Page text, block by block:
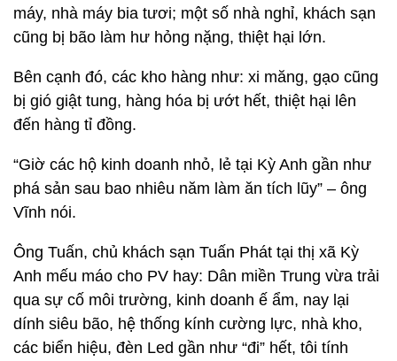
máy, nhà máy bia tươi; một số nhà nghỉ, khách sạn
cũng bị bão làm hư hỏng nặng, thiệt hại lớn.
Bên cạnh đó, các kho hàng như: xi măng, gạo cũng
bị gió giật tung, hàng hóa bị ướt hết, thiệt hại lên
đến hàng tỉ đồng.
“Giờ các hộ kinh doanh nhỏ, lẻ tại Kỳ Anh gần như
phá sản sau bao nhiêu năm làm ăn tích lũy” – ông
Vĩnh nói.
Ông Tuấn, chủ khách sạn Tuấn Phát tại thị xã Kỳ
Anh mếu máo cho PV hay: Dân miền Trung vừa trải
qua sự cố môi trường, kinh doanh ế ẩm, nay lại
dính siêu bão, hệ thống kính cường lực, nhà kho,
các biển hiệu, đèn Led gần như “đi” hết, tôi tính